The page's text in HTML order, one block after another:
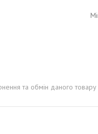
та обмін даного товару